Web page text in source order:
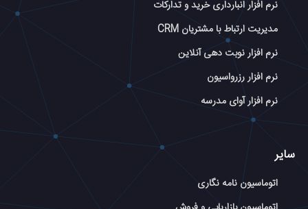
نرم افزار انبارداری خرید و تدارکات
مدیریت ارتباط با مشتریان CRM
نرم افزار نوبت دهی آنلاین
نرم افزار رزرواسیون
نرم افزار آوای مدرسه
سایر
اتوماسیون نامه نگاری